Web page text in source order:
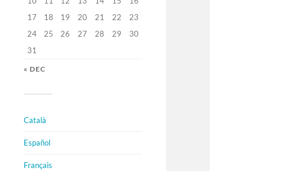
17
18 19 20 21 22
23
24
25 26 27 28 29
30
31
« DEC
Català
Español
Français